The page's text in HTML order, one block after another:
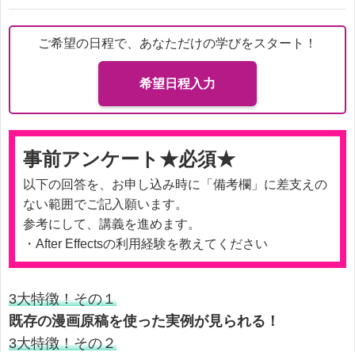
ご希望の日程で、あなただけの学びをスタート！
希望日程入力
事前アンケート★必須★
以下の回答を、お申し込み時に「備考欄」に差支えの
ない範囲でご記入願います。
参考にして、講義を進めます。
・After Effectsの利用経験を教えてください
3大特徴！その１
既存の漫画原稿を使った実例が見られる！
3大特徴！その２